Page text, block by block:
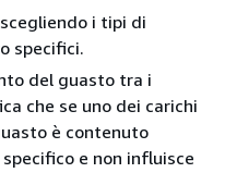
i tipi di
specifici.
del guasto tra i
che se uno dei carichi
è contenuto
e non influisce